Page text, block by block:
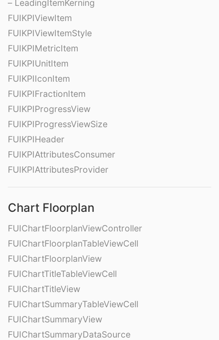
– LeadingItemKerning
FUIKPIViewItem
FUIKPIViewItemStyle
FUIKPIMetricItem
FUIKPIUnitItem
FUIKPIIconItem
FUIKPIFractionItem
FUIKPIProgressView
FUIKPIProgressViewSize
FUIKPIHeader
FUIKPIAttributesConsumer
FUIKPIAttributesProvider
Chart Floorplan
FUIChartFloorplanViewController
FUIChartFloorplanTableViewCell
FUIChartFloorplanView
FUIChartTitleTableViewCell
FUIChartTitleView
FUIChartSummaryTableViewCell
FUIChartSummaryView
FUIChartSummaryDataSource